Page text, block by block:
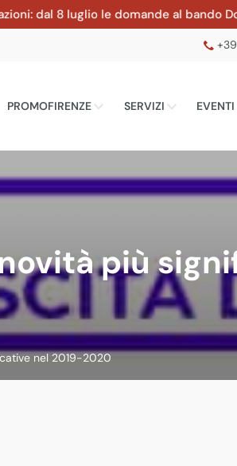
dal 8 luglio le domande al bando
PROMOFIRENZE SERVIZI EVENTI
più
nel 2019-2020